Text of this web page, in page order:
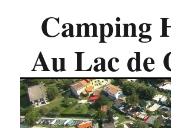
Camping
Au Lac de